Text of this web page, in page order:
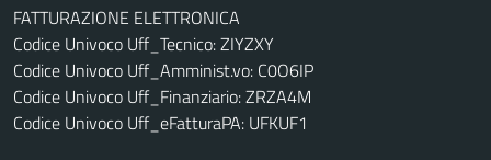
FATTURAZIONE ELETTRONICA
Codice Univoco Uff_Tecnico: ZIYZXY
Codice Univoco Uff_Amminist.vo: C0O6IP
Codice Univoco Uff_Finanziario: ZRZA4M
Codice Univoco Uff_eFatturaPA: UFKUF1